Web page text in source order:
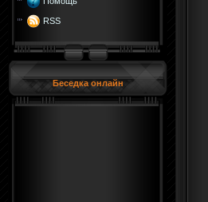
RSS
Беседка онлайн